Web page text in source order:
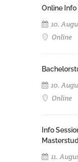
Online
10.
Online
10.
Online
Info
11.